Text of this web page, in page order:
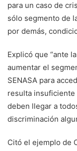
para un caso de
sólo segmento de
por demás,
Explicó que “ante
aumentar el
SENASA para
resulta insuficiente
deben llegar a
discriminación
Citó el ejemplo de